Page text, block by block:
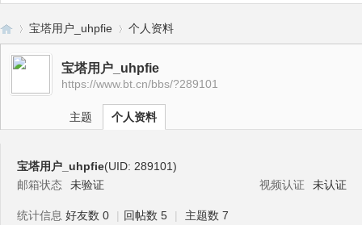
宝›
宝塔用户_uhpfie 个人资料
宝塔用户_uhpfie
https://www.bt.cn/bbs/?289101
主题 个人资料
宝塔用户_uhpfie(UID: 289101)
邮箱状态
未验证 视频认证 未认证
统计信息 好友数 0 | 回帖数 5 | 主题数 7